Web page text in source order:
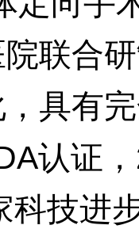
联合
具有
认证
技进